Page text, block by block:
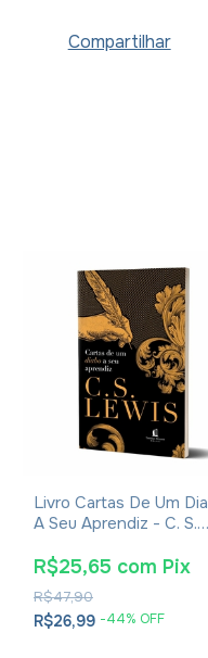
Compartilhar
Livro Cartas De Um
A Seu Aprendiz - C. S.
R$26,99 -44% OFF
R$47,90
R$25,65 com Pix